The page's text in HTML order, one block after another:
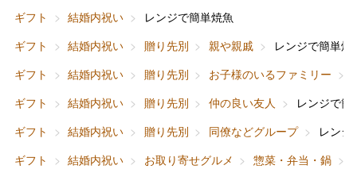
ギフト
結婚内祝い
レンジで簡単焼魚
ギフト
結婚内祝い 贈り先別 親や親戚
レンジで簡単焼
ギフト
結婚内祝い 贈り先別 お子様のいるファミリー
ギフト
結婚内祝い 贈り先別 仲の良い友人
レンジで簡
ギフト
結婚内祝い 贈り先別 同僚などグループ
レンジ
ギフト
結婚内祝い お取り寄せグルメ 惣菜・弁当・鍋